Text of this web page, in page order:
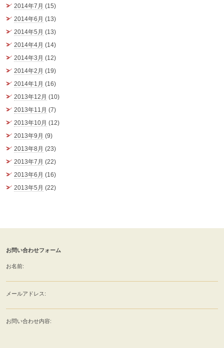
2014年7月 (15)
2014年6月 (13)
2014年5月 (13)
2014年4月 (14)
2014年3月 (12)
2014年2月 (19)
2014年1月 (16)
2013年12月 (10)
2013年11月 (7)
2013年10月 (12)
2013年9月 (9)
2013年8月 (23)
2013年7月 (22)
2013年6月 (16)
2013年5月 (22)
お問い合わせフォーム
お名前:
メールアドレス:
お問い合わせ内容: